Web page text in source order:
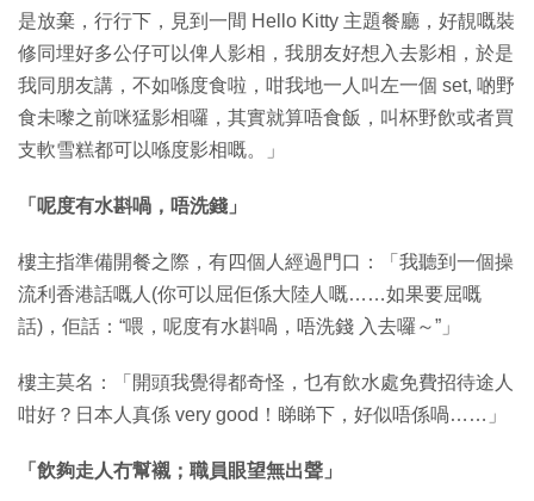
是放棄，行行下，見到一間 Hello Kitty 主題餐廳，好靚嘅裝
修同埋好多公仔可以俾人影相，我朋友好想入去影相，於是
我同朋友講，不如喺度食啦，咁我地一人叫左一個 set, 啲野
食未嚟之前咪猛影相囉，其實就算唔食飯，叫杯野飲或者買
支軟雪糕都可以喺度影相嘅。」
「呢度有水斟喎，唔洗錢」
樓主指準備開餐之際，有四個人經過門口：「我聽到一個操
流利香港話嘅人(你可以屈佢係大陸人嘅……如果要屈嘅
話)，佢話：“喂，呢度有水斟喎，唔洗錢 入去囉～”」
樓主莫名：「開頭我覺得都奇怪，乜有飲水處免費招待途人
咁好？日本人真係 very good！睇睇下，好似唔係喎……」
「飲夠走人冇幫襯；職員眼望無出聲」